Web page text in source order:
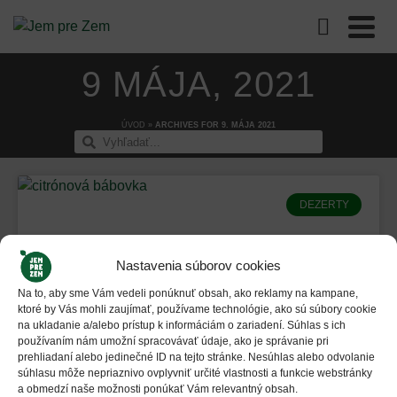
Nastavenia súborov cookies
Na to, aby sme Vám vedeli ponúknuť obsah, ako reklamy na kampane,
ktoré by Vás mohli zaujímať, používame technológie, ako sú súbory cookie
na ukladanie a/alebo prístup k informáciám o zariadení. Súhlas s ich
používaním nám umožní spracovávať údaje, ako je správanie pri
prehliadaní alebo jedinečné ID na tejto stránke. Nesúhlas alebo odvolanie
súhlasu môže nepriaznivo ovplyvniť určité vlastnosti a funkcie webstránky
a obmedzí naše možnosti ponúkať Vám relevantný obsah.
9 MÁJA, 2021
ÚVOD » ARCHIVES FOR 9. MÁJA 2021
DEZERTY